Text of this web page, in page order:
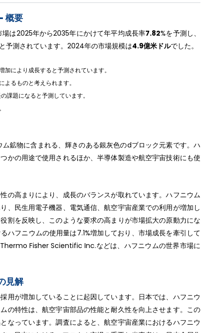
概要
は2025年から2035年にかけて年平均成長率7.82%を予測し、
予測されています。2024年の市場規模は4.9億米ドルでした。
により成長すると予測されています。
るものと考えられます。
課題になると予測しています。
鉱物に含まれる、輝きのある銀灰色のdブロック元素です。ハ
かの用途で使用されるほか、半導体製造や航空宇宙技術にも使
の高まりにより、成長のバランスが取れています。ハフニウム
、民生用電子機器、電気通信、航空宇宙産業での利用が増加し
割を反映し、このような要求の高まりが市場拡大の原動力にな
ハフニウムの使用量は7.1%増加しており、市場成長を牽引して
Fisher Scientific Inc.などは、ハフニウムの世界市場に
見解
用が増加していることに起因しています。日本では、ハフニウ
の特性は、航空宇宙部品の性能と耐久性を向上させます。この
なっています。調査によると、航空宇宙産業におけるハフニウ